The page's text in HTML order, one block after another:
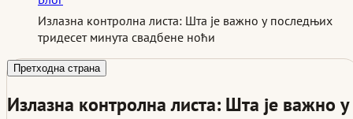
Излазна контролна листа: Шта је важно у последњих
тридесет минута свадбене ноћи
Претходна страна
Излазна контролна листа: Шта је важно у